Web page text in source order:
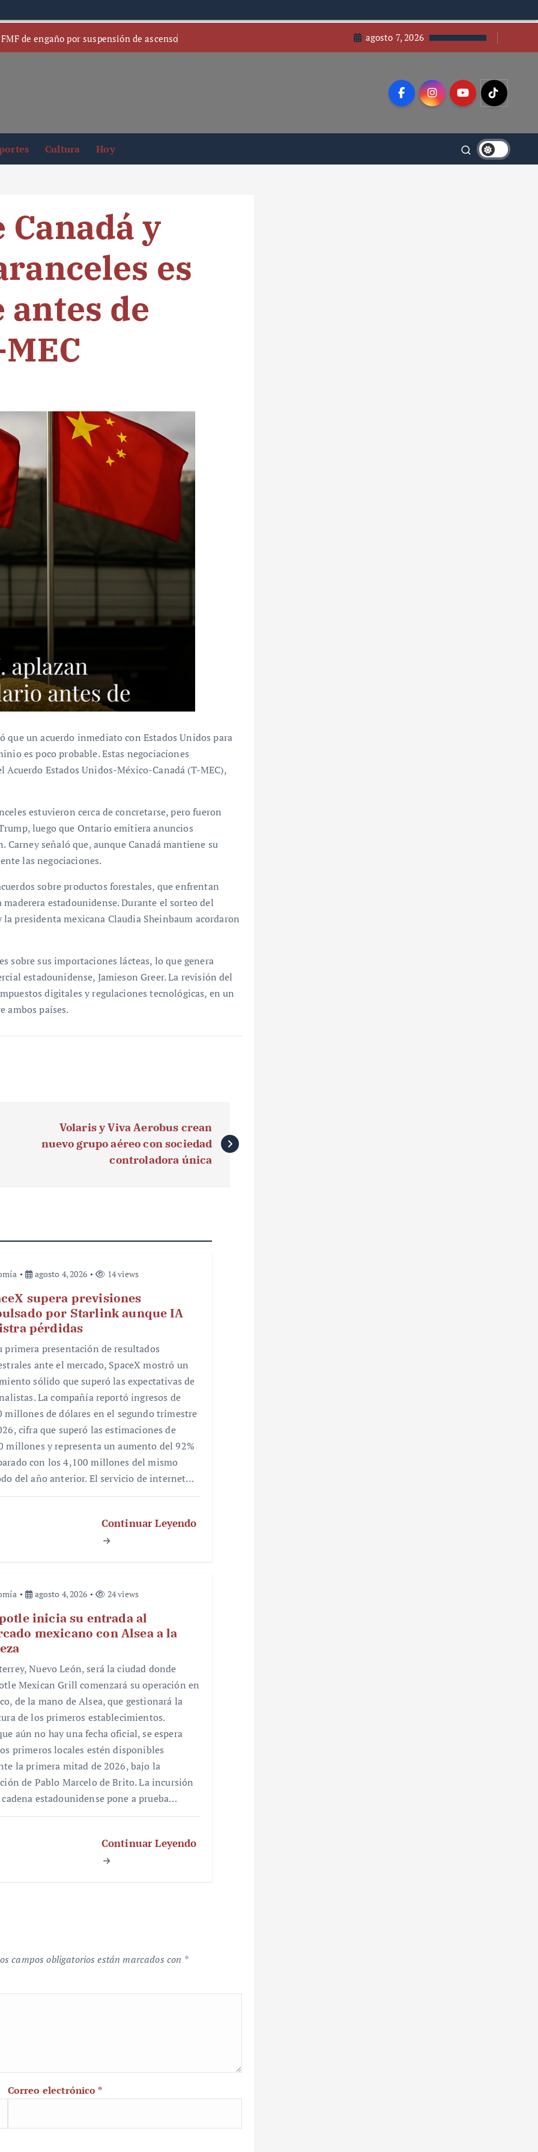
de engaño por suspensión de ascenso agosto 7, 2026
Cultura Hoy
y
es
de
un acuerdo inmediato con Estados Unidos para
es poco probable. Estas negociaciones
Estados Unidos-México-Canadá (T-MEC),
estuvieron cerca de concretarse, pero fueron
luego que Ontario emitiera anuncios
señaló que, aunque Canadá mantiene su
las negociaciones.
sobre productos forestales, que enfrentan
estadounidense. Durante el sorteo del
presidenta mexicana Claudia Sheinbaum acordaron
sobre sus importaciones lácteas, lo que genera
estadounidense, Jamieson Greer. La revisión del
digitales y regulaciones tecnológicas, en un
ambos países.
Volaris y Viva Aerobus crean
nuevo grupo aéreo con sociedad
controladora única
agosto 4, 2026 14 views
supera previsiones
por Starlink aunque IA
pérdidas
primera presentación de resultados
ante el mercado, SpaceX mostró un
sólido que superó las expectativas de
La compañía reportó ingresos de
millones de dólares en el segundo trimestre
cifra que superó las estimaciones de
millones y representa un aumento del 92%
con los 4,100 millones del mismo
del año anterior. El servicio de internet…
Continuar Leyendo
agosto 4, 2026 24 views
inicia su entrada al
mexicano con Alsea a la
Nuevo León, será la ciudad donde
Mexican Grill comenzará su operación en
de la mano de Alsea, que gestionará la
de los primeros establecimientos.
aún no hay una fecha oficial, se espera
primeros locales estén disponibles
la primera mitad de 2026, bajo la
de Pablo Marcelo de Brito. La incursión
cadena estadounidense pone a prueba…
Continuar Leyendo
campos obligatorios están marcados con *
Correo electrónico *